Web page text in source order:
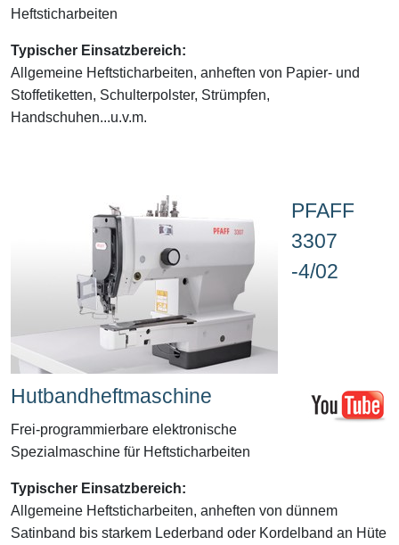
Heftsticharbeiten
Typischer Einsatzbereich:
Allgemeine Heftsticharbeiten, anheften von Papier- und
Stoffetiketten, Schulterpolster, Strümpfen,
Handschuhen...u.v.m.
PFAFF
3307
-4/02
Hutbandheftmaschine
Frei-programmierbare elektronische
Spezialmaschine für Heftsticharbeiten
Typischer Einsatzbereich:
Allgemeine Heftsticharbeiten, anheften von dünnem
Satinband bis starkem Lederband oder Kordelband an Hüte